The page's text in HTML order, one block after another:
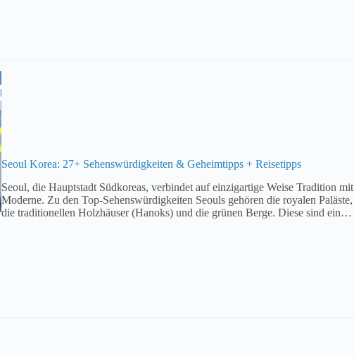
Seoul Korea: 27+ Sehenswürdigkeiten & Geheimtipps + Reisetipps
Seoul, die Hauptstadt Südkoreas, verbindet auf einzigartige Weise Tradition mit
Moderne. Zu den Top-Sehenswürdigkeiten Seouls gehören die royalen Paläste,
die traditionellen Holzhäuser (Hanoks) und die grünen Berge. Diese sind ein…